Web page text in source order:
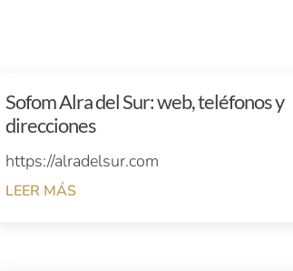
Sofom Alra del Sur: web, teléfonos y
direcciones
https://alradelsur.com
LEER MÁS